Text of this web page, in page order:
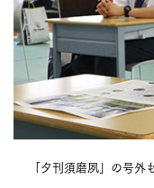
「夕刊須磨夙」の号外